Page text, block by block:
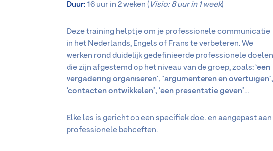
Duur: 16 uur in 2 weken ( Visio: 8 uur in 1 week)
Deze training helpt je om je professionele communicatie
in het Nederlands, Engels of Frans te verbeteren. We
werken rond duidelijk gedefinieerde professionele doelen
die zijn afgestemd op het niveau van de groep, zoals:‘een
vergadering organiseren’, ‘argumenteren en overtuigen’,
‘contacten ontwikkelen’, ‘een presentatie geven’…
Elke les is gericht op een specifiek doel en aangepast aan
professionele behoeften.